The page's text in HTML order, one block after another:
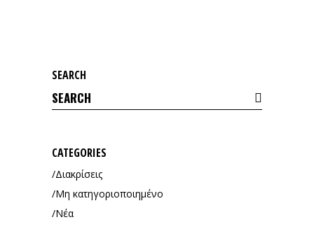
SEARCH
Search
for:
CATEGORIES
Διακρίσεις
Μη κατηγοριοποιημένο
Νέα